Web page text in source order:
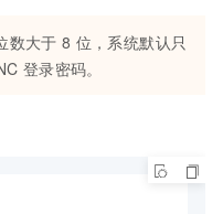
数大于 8 位，系统默认只
登录密码。